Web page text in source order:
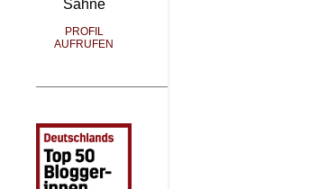
Sahne
PROFIL
AUFRUFEN